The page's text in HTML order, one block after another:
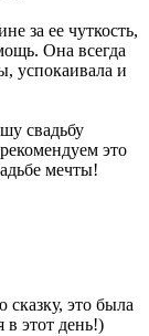
за ее чуткость,
Она всегда
успокаивала и
свадьбу
это
мечты!
сказку, это была
в этот день!)